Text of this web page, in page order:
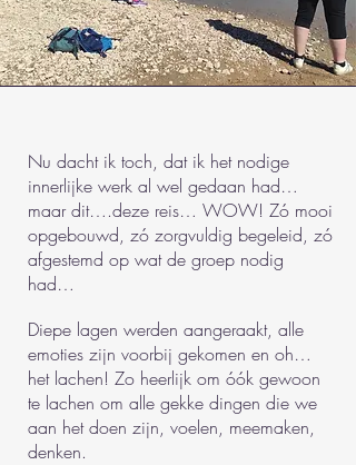
Nu dacht ik toch, dat ik het nodige
innerlijke werk al wel gedaan had…
maar dit….deze reis… WOW! Zó mooi
opgebouwd, zó zorgvuldig begeleid, zó
afgestemd op wat de groep nodig
had…
Diepe lagen werden aangeraakt, alle
emoties zijn voorbij gekomen en oh…
het lachen! Zo heerlijk om óók gewoon
te lachen om alle gekke dingen die we
aan het doen zijn, voelen, meemaken,
denken.